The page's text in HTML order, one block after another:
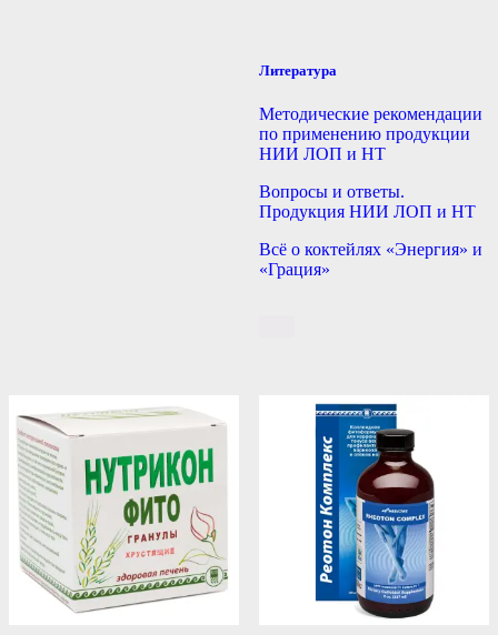
Литература
Методические рекомендации
по применению продукции
НИИ ЛОП и НТ
Вопросы и ответы.
Продукция НИИ ЛОП и НТ
Всё о коктейлях «Энергия» и
«Грация»